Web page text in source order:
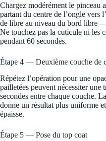
Chargez modérément le pinceau
partant du centre de l’ongle vers
de libre au niveau du bord libre
Ne touchez pas la cuticule ni les
pendant 60 secondes.
Étape 4 — Deuxième couche de
Répétez l’opération pour une
pailletées peuvent nécessiter
secondes entre chaque couche.
donne un résultat plus uniforme
épaisse.
Étape 5 — Pose du top coat